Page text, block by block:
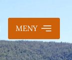
MENY